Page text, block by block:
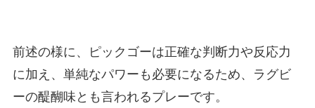
前述の様に、ピックゴーは正確な判断力や反応力
に加え、単純なパワーも必要になるため、ラグビ
ーの醍醐味とも言われるプレーです。